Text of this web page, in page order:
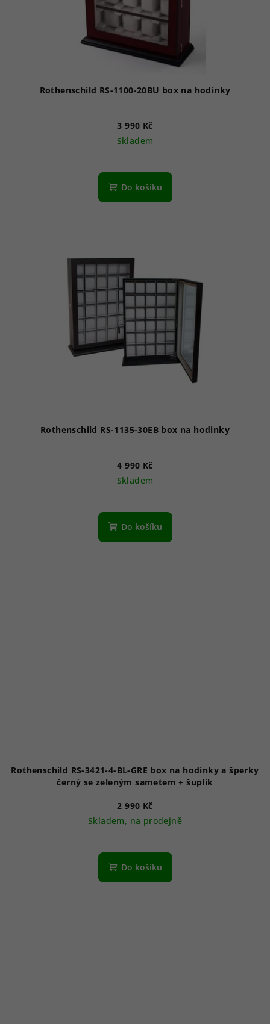
Rothenschild RS-1100-20BU box na hodinky
3 990 Kč
Skladem
Do košíku
Rothenschild RS-1135-30EB box na hodinky
4 990 Kč
Skladem
Do košíku
Rothenschild RS-3421-4-BL-GRE box na hodinky a šperky
černý se zeleným sametem + šuplík
2 990 Kč
Skladem, na prodejně
Do košíku